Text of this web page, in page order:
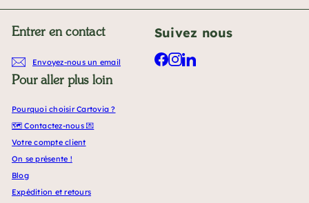
Entrer en contact
Envoyez-nous un email
Suivez nous
Facebook
Instagram
LinkedIn
Pour aller plus loin
Pourquoi choisir Cartovia ?
🗺️ Contactez-nous 💌
Votre compte client
On se présente !
Blog
Expédition et retours